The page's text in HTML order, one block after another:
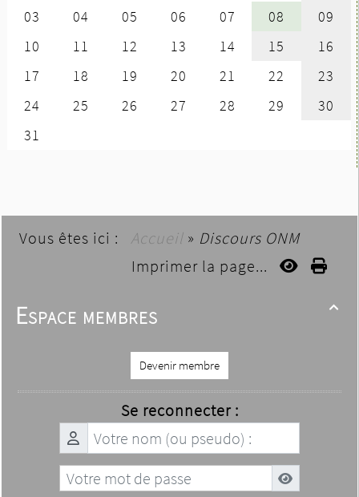
Vous êtes ici : Accueil » Discours ONM
Imprimer la page...

Espace membres
Devenir membre
Se reconnecter :